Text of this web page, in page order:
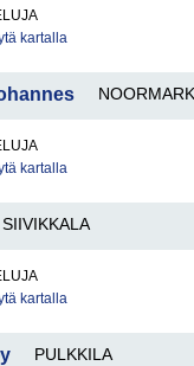
kartalla
kartalla
SIIVIKKALA
kartalla
PULKKILA